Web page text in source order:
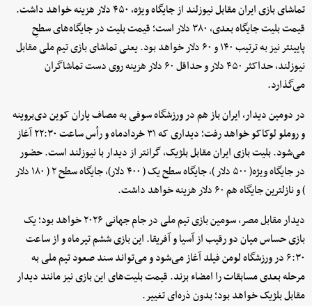
تماشای بازی ایران مقابل نیوزلند از جایگاه ویژه، ۴۵۰ دلار هزینه خواهد داشت.
قیمت بلیت جایگاه بعدی، ۳۸۰ دلار است؛ قیمت بلیت در جایگاه‌های سطحِ
پایینتر نیز به ترتیب ۱۴۰ و ۶۰ دلار خواهد بود. یعنی تماشای بازی تیم ملی مقابل
نیوزلند، حداکثر ۴۵۰ دلار و حداقل ۶۰ دلار هزینه روی دست تماشاگران
می‌گذارد.
در دومین دیدار، ایران باز هم در ورزشگاه سوفی به مصاف یاران کوین دی‌بروینه
و روملو لوکاکو خواهد رفت؛ دیداری که ۳۱ خردادماه و رأس ساعت ۲۲:۳۰ آغاز
می‌شود. بلیت بازی ایران مقابل بلژیک، گرانتر از دیدار با نیوزلند است. حضور
در جایگاه ویژه( ۵۰۰ دلار )، جایگاه سطح یک ( ۴۰۰ دلار)، جایگاه سطح ۲ ( ۱۸۰ دلار
) و نازلترین جایگاه هم ۶۰ دلار هزینه خواهد داشت.
دیدار مقابل مصر، سومین بازی تیم ملی در جام جهانی ۲۰۲۶ خواهد بود؛ یک
بازی حساس میان دو رقیب از آسیا و آفریقا. این بازی ششم تیرماه و از ساعت
۶:۳۰ در ورزشگاه لومن فیلد آغاز می‌شود و می‌تواند سند صعود تیم ملی به
مرحله بعدی مسابقات را امضاء بزند. قیمت بلیت‌های این بازی نیز مانند دیدار
مقابل بلژیک خواهد بود؛ بدون ذره‌ای تغییر.